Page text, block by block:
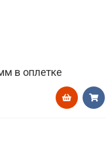
в оплетке